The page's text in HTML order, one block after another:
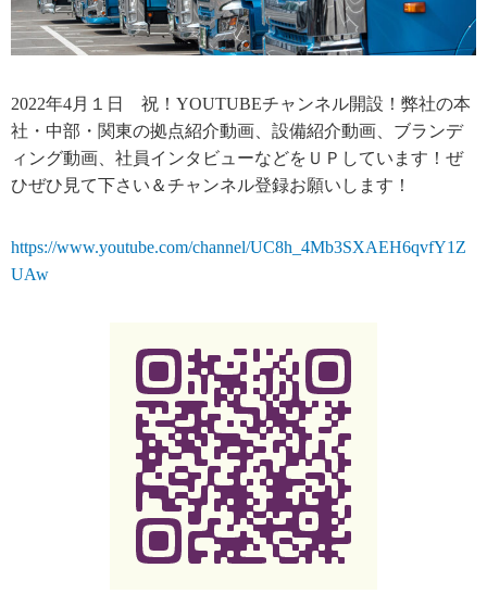
2022年4月１日 祝！YOUTUBEチャンネル開設！弊社の本
社・中部・関東の拠点紹介動画、設備紹介動画、ブランデ
ィング動画、社員インタビューなどをＵＰしています！ぜ
ひぜひ見て下さい＆チャンネル登録お願いします！
https://www.youtube.com/channel/UC8h_4Mb3SXAEH6qvfY1Z
UAw